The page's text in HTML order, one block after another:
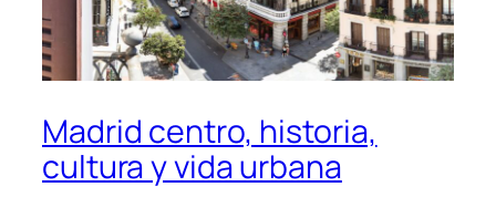
Madrid centro, historia,
cultura y vida urbana